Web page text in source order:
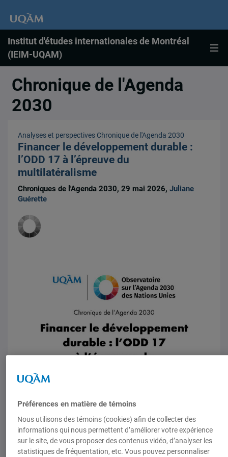
Institut d'études internationales de Montréal
(IEIM-UQAM)
Chronique de l'Agenda
2030
Analyses et perspectives Chronique de l'Agenda 2030
Financer le développement durable :
l’ODD 17 à l’épreuve du
multilatéralisme
Chroniques de l'Agenda 2030, 29 mai 2026,Juliane
Guérette
Préférences en matière de témoins
Nous utilisons des témoins (cookies) afin de collecter des
informations qui nous permettent d’améliorer votre expérience
sur le site, de vous proposer des contenus vidéo, d’analyser les
statistiques de fréquentation, etc. Vous pouvez personnaliser